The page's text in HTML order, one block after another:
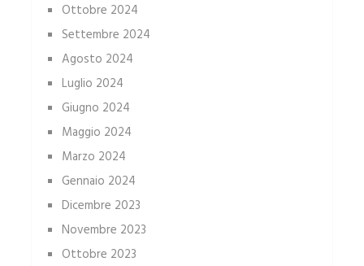
Ottobre 2024
Settembre 2024
Agosto 2024
Luglio 2024
Giugno 2024
Maggio 2024
Marzo 2024
Gennaio 2024
Dicembre 2023
Novembre 2023
Ottobre 2023